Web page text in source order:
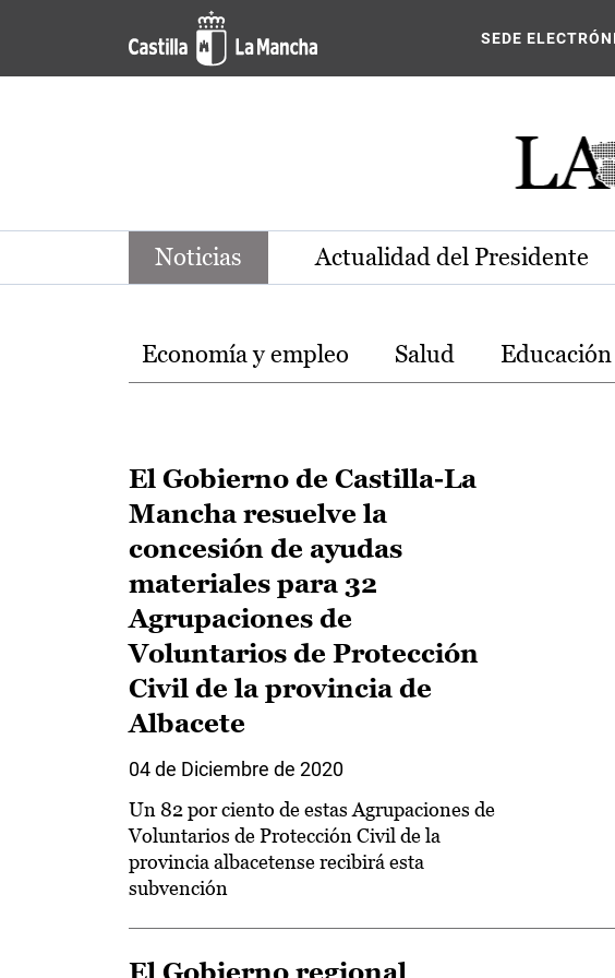
Pasar al contenido principal
Noticias de la región de Castilla-La
SEDE
Noticias Actualidad del Presidente
Temas
Economía y empleo Salud Educación
El Gobierno de Castilla-La
Mancha resuelve la
concesión de ayudas
materiales para 32
Agrupaciones de
Voluntarios de Protección
Civil de la provincia de
Albacete
04 de Diciembre de 2020
Un 82 por ciento de estas Agrupaciones de
Voluntarios de Protección Civil de la
provincia albacetense recibirá esta
subvención
El Gobierno regional